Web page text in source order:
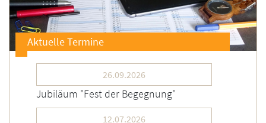
Aktuelle Termine
26.09.2026
Jubiläum "Fest der Begegnung"
12.07.2026